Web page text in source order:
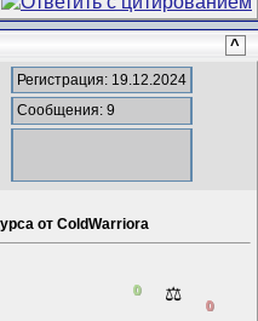
^
Регистрация: 19.12.2024
Сообщения: 9
от ColdWarriora
0 ⚖️
0